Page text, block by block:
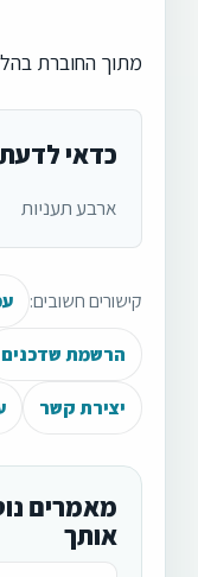
מתוך החוברת
כדאי לדעת
ארבע תעניות
קישורים חשובים:
הרשמת שדכנים
יצירת קשר
מאמרים
אותך